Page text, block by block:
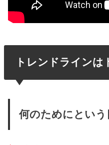
トレンドラインは
何のためにとい